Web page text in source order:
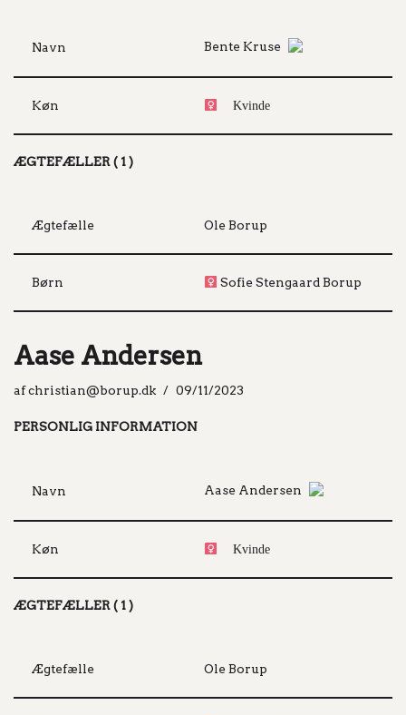
Navn Bente Kruse
Køn Kvinde
ÆGTEFÆLLER ( 1 )
Ægtefælle Ole Borup
Børn Sofie Stengaard Borup
Aase Andersen
afchristian@borup.dk 09/11/2023
PERSONLIG INFORMATION
Navn Aase Andersen
Køn Kvinde
ÆGTEFÆLLER ( 1 )
Ægtefælle Ole Borup